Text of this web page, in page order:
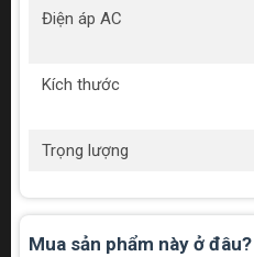
Điện áp AC
Kích thước
Trọng lượng
Mua sản phẩm này ở đâu?